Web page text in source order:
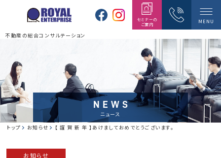
MENU
セミナーの
ご案内
不動産の総合コンサルテーション
NEWS
ニュース
トップ
お知らせ 【 謹 賀 新 年 】あけましておめでとうございます。
お知らせ